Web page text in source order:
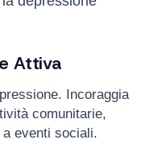
Attiva
Incoraggia
comunitarie,
eventi sociali.